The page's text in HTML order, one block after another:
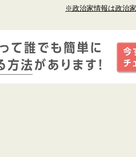
※政治家情報は政治